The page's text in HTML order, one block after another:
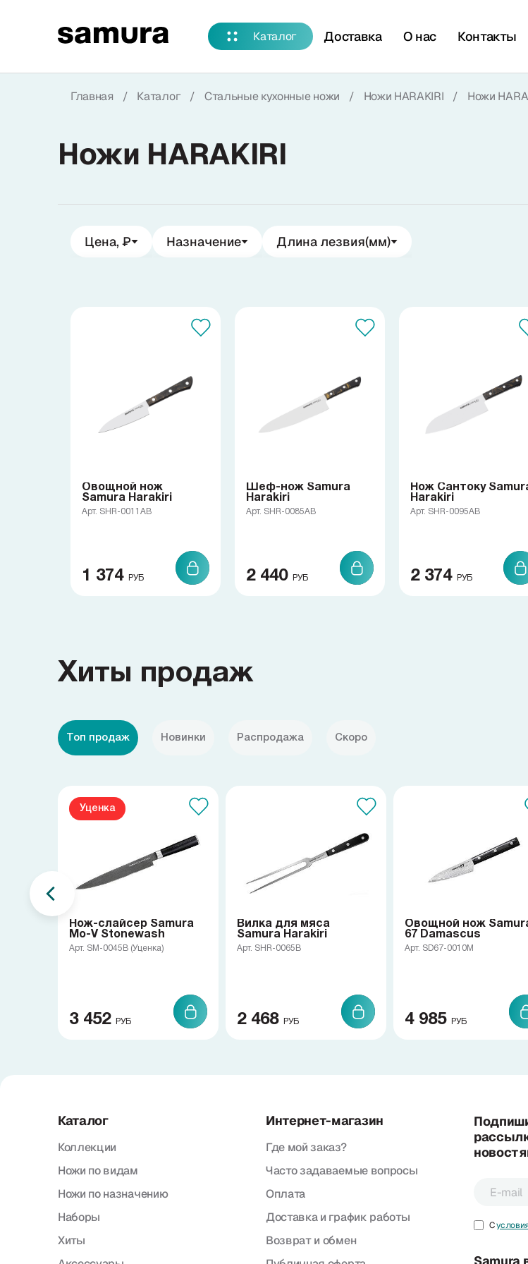
Каталог Доставка О нас Контакты
Смотреть весь каталог
Аксессуары
Спецпредложения и уценка
Интернет-магазин (пн-пт 9-18)
+7 (495) 280 73 80
Problem@samura.ru
По вопросам качества
Главная / Каталог / Стальные кухонные ножи / Ножи HARAKIRI / Ножи
Ножи HARAKIRI
Цена, ₽ Назначение
Универсальный нож
Шеф-нож
Длина лезвия(мм)
Овощной нож
Samura Harakiri
Арт. SHR-0011AB
1 374 РУБ
Шеф-нож Samura
Harakiri
Арт. SHR-0085AB
2 440 РУБ
Нож Сантоку
Harakiri
Арт. SHR-0095AB
2 374 РУБ
Хиты продаж
Топ продаж Новинки Распродажа Скоро
Уценка
Нож-слайсер Samura
Mo-V Stonewash
Арт. SM-0045B (Уценка)
3 452 РУБ
Вилка для мяса
Samura Harakiri
Арт. SHR-0065B
2 468 РУБ
Овощной нож
67 Damascus
Арт. SD67-0010M
4 985 РУБ
Каталог
Коллекции
Ножи по видам
Ножи по назначению
Наборы
Хиты
Интернет-магазин
Где мой заказ?
Часто задаваемые вопросы
Оплата
Доставка и график работы
Возврат и обмен
С